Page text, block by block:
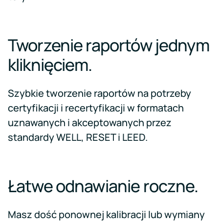
Tworzenie raportów jednym
kliknięciem.
Szybkie tworzenie raportów na potrzeby
certyfikacji i recertyfikacji w formatach
uznawanych i akceptowanych przez
standardy WELL, RESET i LEED.
Łatwe odnawianie roczne.
Masz dość ponownej kalibracji lub wymiany